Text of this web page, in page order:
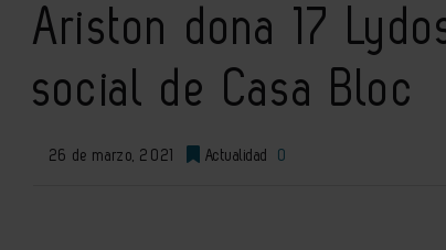
Ariston dona 17
social de Casa Bloc
26 de marzo, 2021 Actualidad 0